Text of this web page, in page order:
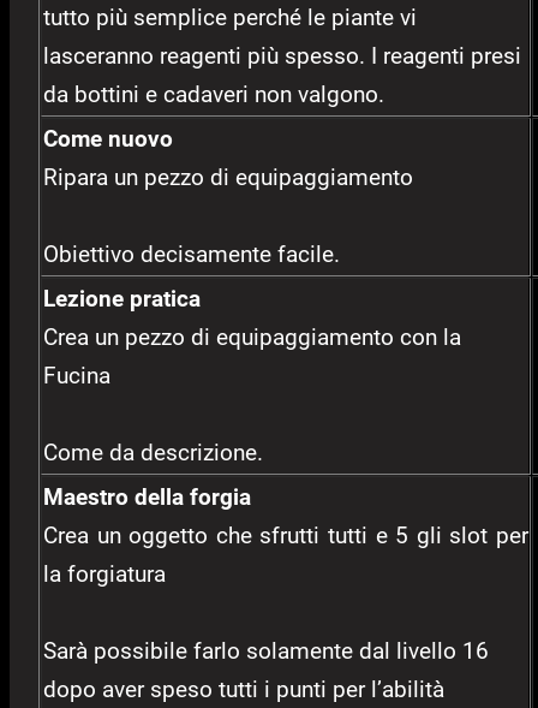
tutto più semplice perché le piante vi
lasceranno reagenti più spesso. I reagenti presi
da bottini e cadaveri non valgono.
Come nuovo
Ripara un pezzo di equipaggiamento
Obiettivo decisamente facile.
Lezione pratica
Crea un pezzo di equipaggiamento con la
Fucina
Come da descrizione.
Maestro della forgia
Crea un oggetto che sfrutti tutti e 5 gli slot per
la forgiatura
Sarà possibile farlo solamente dal livello 16
dopo aver speso tutti i punti per l’abilità